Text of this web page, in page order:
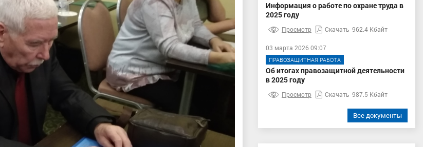
Информация о работе по охране труда в
2025 году
Просмотр Скачать 962.4 Кбайт
03 марта 2026 09:07
ПРАВОЗАЩИТНАЯ РАБОТА
Об итогах правозащитной деятельности
в 2025 году
Просмотр Скачать 987.5 Кбайт
Все документы